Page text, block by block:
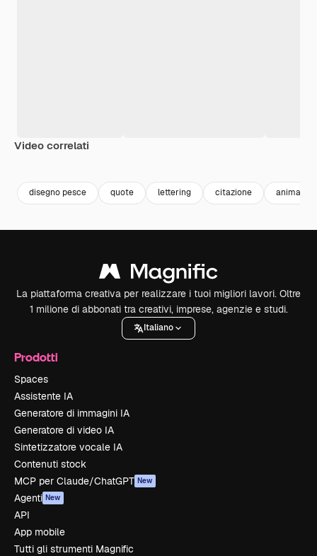
Video correlati
disegno pesce quote lettering citazione animali
La piattaforma creativa per realizzare i tuoi migliori lavori. Oltre
1 milione di abbonati tra creativi, imprese, agenzie e studi.
Italiano
Prodotti
Spaces
Assistente IA
Generatore di immagini IA
Generatore di video IA
Sintetizzatore vocale IA
Contenuti stock
MCP per Claude/ChatGPT New
Agenti New
API
App mobile
Tutti gli strumenti Magnific